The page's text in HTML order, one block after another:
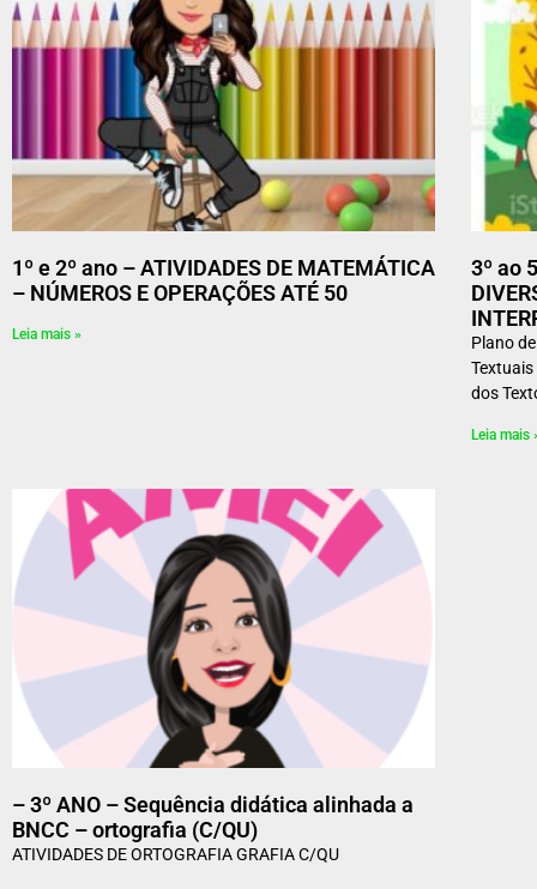
1º e 2º ano – ATIVIDADES DE MATEMÁTICA
– NÚMEROS E OPERAÇÕES ATÉ 50
Leia mais »
3º ao
Plano
Textuais
dos
Leia mais
– 3º ANO – Sequência didática alinhada a
BNCC – ortografia (C/QU)
ATIVIDADES DE ORTOGRAFIA GRAFIA C/QU